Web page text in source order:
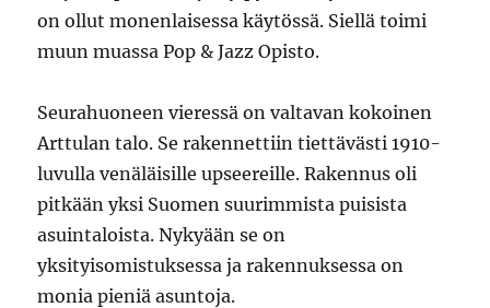
on ollut monenlaisessa käytössä. Siellä toimi
muun muassa Pop & Jazz Opisto.
Seurahuoneen vieressä on valtavan kokoinen
Arttulan talo. Se rakennettiin tiettävästi 1910-
luvulla venäläisille upseereille. Rakennus oli
pitkään yksi Suomen suurimmista puisista
asuintaloista. Nykyään se on
yksityisomistuksessa ja rakennuksessa on
monia pieniä asuntoja.